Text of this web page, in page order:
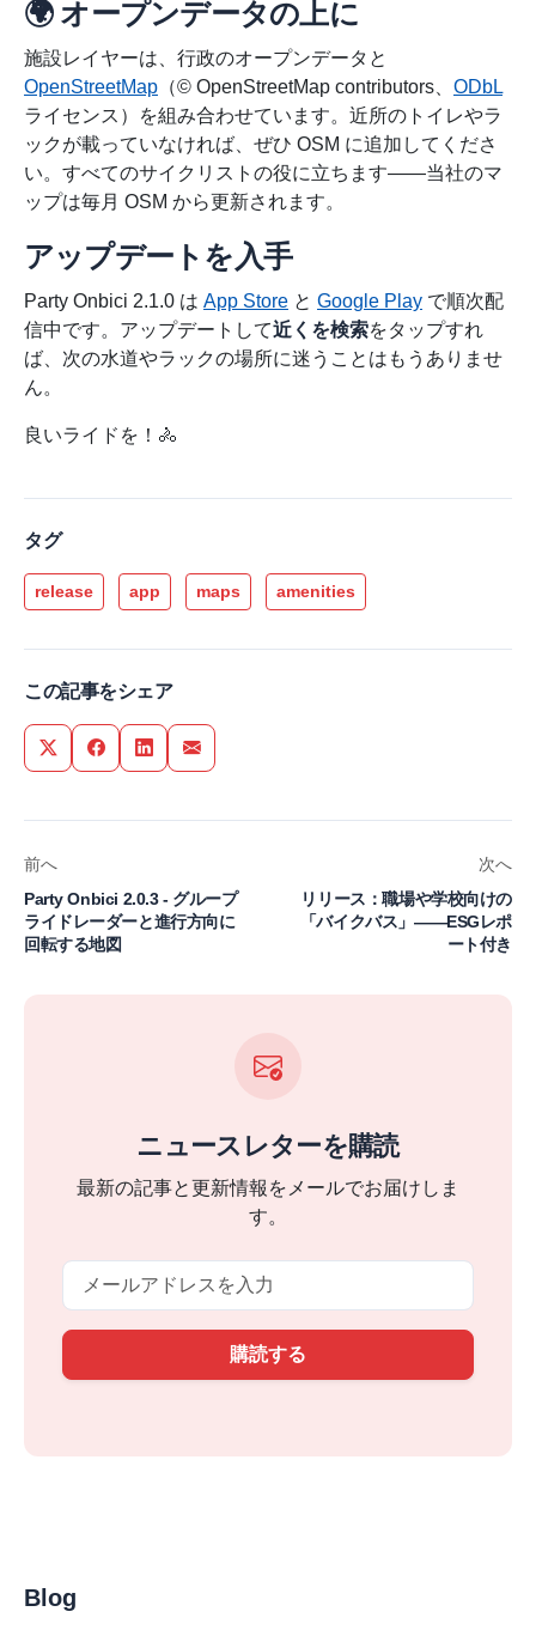
🌍 オープンデータの上に
施設レイヤーは、行政のオープンデータと
OpenStreetMap （© OpenStreetMap contributors、 ODbL
ライセンス）を組み合わせています。近所のトイレやラ
ックが載っていなければ、ぜひ OSM に追加してくださ
い。すべてのサイクリストの役に立ちます——当社のマ
ップは毎月 OSM から更新されます。
アップデートを入手
Party Onbici 2.1.0 は App Store と Google Play で順次配
信中です。アップデートして近くを検索をタップすれ
ば、次の水道やラックの場所に迷うことはもうありませ
ん。
良いライドを！🚴
タグ
release app maps amenities
この記事をシェア
Share on Twitter
Share on Facebook
Share on LinkedIn
Share via Email
前へ
Party Onbici 2.0.3 - グループ
ライドレーダーと進行方向に
回転する地図
次へ
リリース：職場や学校向けの
「バイクバス」――ESGレポ
ート付き
ニュースレターを購読
最新の記事と更新情報をメールでお届けしま
す。
購読する
Blog